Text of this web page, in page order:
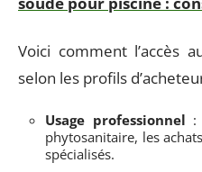
Voici comment l’accès
selon les profils
Usage professionnel :
phytosanitaire, les
spécialisés.